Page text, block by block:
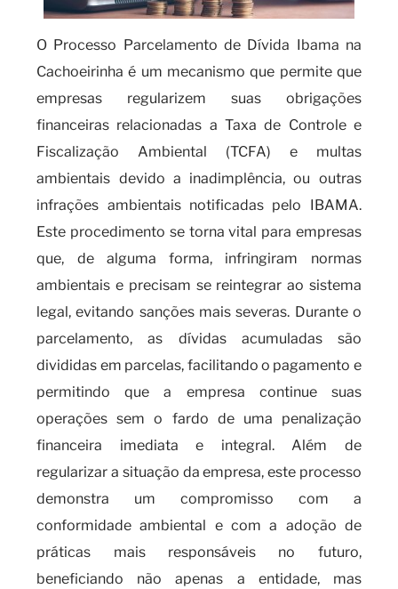
O Processo Parcelamento de Dívida Ibama na
Cachoeirinha é um mecanismo que permite que
empresas regularizem suas obrigações
financeiras relacionadas a Taxa de Controle e
Fiscalização Ambiental (TCFA) e multas
ambientais devido a inadimplência, ou outras
infrações ambientais notificadas pelo IBAMA.
Este procedimento se torna vital para empresas
que, de alguma forma, infringiram normas
ambientais e precisam se reintegrar ao sistema
legal, evitando sanções mais severas. Durante o
parcelamento, as dívidas acumuladas são
divididas em parcelas, facilitando o pagamento e
permitindo que a empresa continue suas
operações sem o fardo de uma penalização
financeira imediata e integral. Além de
regularizar a situação da empresa, este processo
demonstra um compromisso com a
conformidade ambiental e com a adoção de
práticas mais responsáveis no futuro,
beneficiando não apenas a entidade, mas